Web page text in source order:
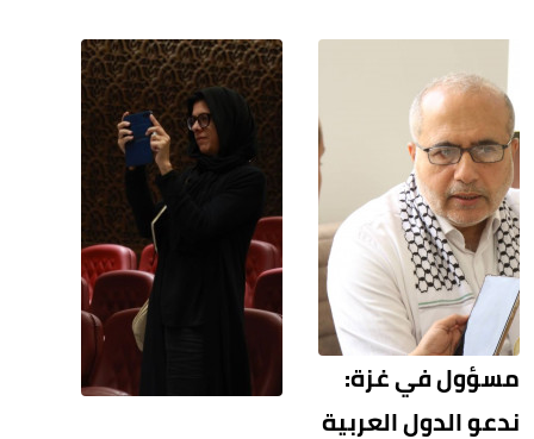
مسؤول في غزة:
ندعو الدول العربية